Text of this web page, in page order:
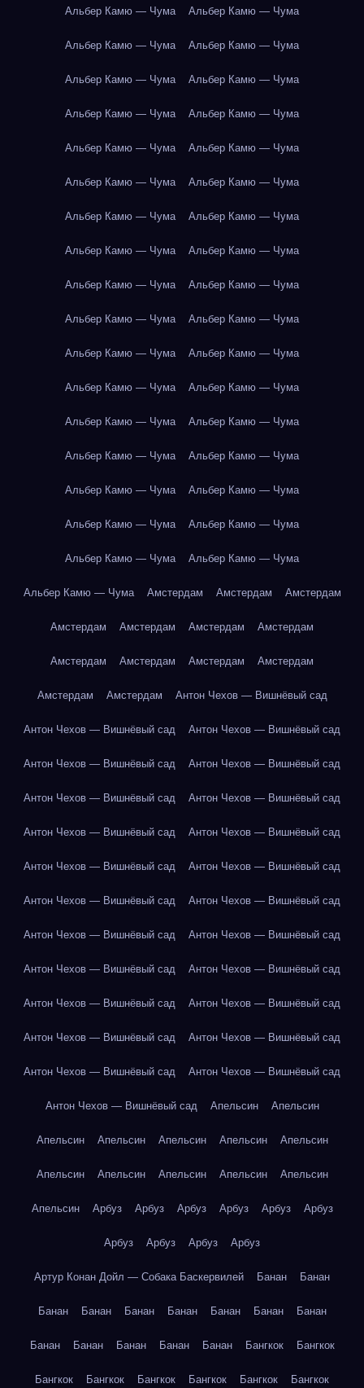
Альбер Камю — Чума Альбер Камю — Чума
Альбер Камю — Чума Альбер Камю — Чума
Альбер Камю — Чума Альбер Камю — Чума
Альбер Камю — Чума Альбер Камю — Чума
Альбер Камю — Чума Альбер Камю — Чума
Альбер Камю — Чума Альбер Камю — Чума
Альбер Камю — Чума Альбер Камю — Чума
Альбер Камю — Чума Альбер Камю — Чума
Альбер Камю — Чума Альбер Камю — Чума
Альбер Камю — Чума Альбер Камю — Чума
Альбер Камю — Чума Альбер Камю — Чума
Альбер Камю — Чума Альбер Камю — Чума
Альбер Камю — Чума Альбер Камю — Чума
Альбер Камю — Чума Альбер Камю — Чума
Альбер Камю — Чума Альбер Камю — Чума
Альбер Камю — Чума Альбер Камю — Чума
Альбер Камю — Чума Альбер Камю — Чума
Альбер Камю — Чума Амстердам Амстердам Амстердам
Амстердам Амстердам Амстердам Амстердам
Амстердам Амстердам Амстердам Амстердам
Амстердам Амстердам Антон Чехов — Вишнёвый сад
Антон Чехов — Вишнёвый сад Антон Чехов — Вишнёвый сад
Антон Чехов — Вишнёвый сад Антон Чехов — Вишнёвый сад
Антон Чехов — Вишнёвый сад Антон Чехов — Вишнёвый сад
Антон Чехов — Вишнёвый сад Антон Чехов — Вишнёвый сад
Антон Чехов — Вишнёвый сад Антон Чехов — Вишнёвый сад
Антон Чехов — Вишнёвый сад Антон Чехов — Вишнёвый сад
Антон Чехов — Вишнёвый сад Антон Чехов — Вишнёвый сад
Антон Чехов — Вишнёвый сад Антон Чехов — Вишнёвый сад
Антон Чехов — Вишнёвый сад Антон Чехов — Вишнёвый сад
Антон Чехов — Вишнёвый сад Антон Чехов — Вишнёвый сад
Антон Чехов — Вишнёвый сад Антон Чехов — Вишнёвый сад
Антон Чехов — Вишнёвый сад Апельсин Апельсин
Апельсин Апельсин Апельсин Апельсин Апельсин
Апельсин Апельсин Апельсин Апельсин Апельсин
Апельсин Арбуз Арбуз Арбуз Арбуз Арбуз Арбуз
Арбуз Арбуз Арбуз Арбуз
Артур Конан Дойл — Собака Баскервилей Банан Банан
Банан Банан Банан Банан Банан Банан Банан
Банан Банан Банан Банан Банан Бангкок Бангкок
Бангкок Бангкок Бангкок Бангкок Бангкок Бангкок